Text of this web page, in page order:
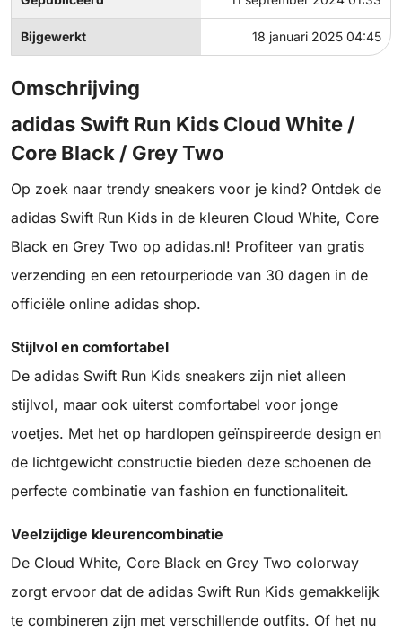
Bijgewerkt 18 januari 2025 04:45
Omschrijving
adidas Swift Run Kids Cloud White /
Core Black / Grey Two
Op zoek naar trendy sneakers voor je kind? Ontdek de
adidas Swift Run Kids in de kleuren Cloud White, Core
Black en Grey Two op adidas.nl! Profiteer van gratis
verzending en een retourperiode van 30 dagen in de
officiële online adidas shop.
Stijlvol en comfortabel
De adidas Swift Run Kids sneakers zijn niet alleen
stijlvol, maar ook uiterst comfortabel voor jonge
voetjes. Met het op hardlopen geïnspireerde design en
de lichtgewicht constructie bieden deze schoenen de
perfecte combinatie van fashion en functionaliteit.
Veelzijdige kleurencombinatie
De Cloud White, Core Black en Grey Two colorway
zorgt ervoor dat de adidas Swift Run Kids gemakkelijk
te combineren zijn met verschillende outfits. Of het nu